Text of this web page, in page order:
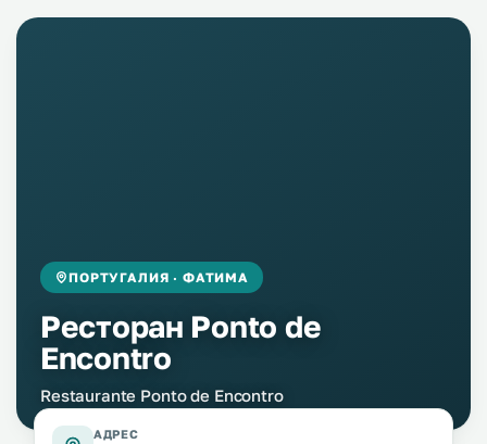
ПОРТУГАЛИЯ · ФАТИМА
Ресторан Ponto de
Encontro
Restaurante Ponto de Encontro
АДРЕС